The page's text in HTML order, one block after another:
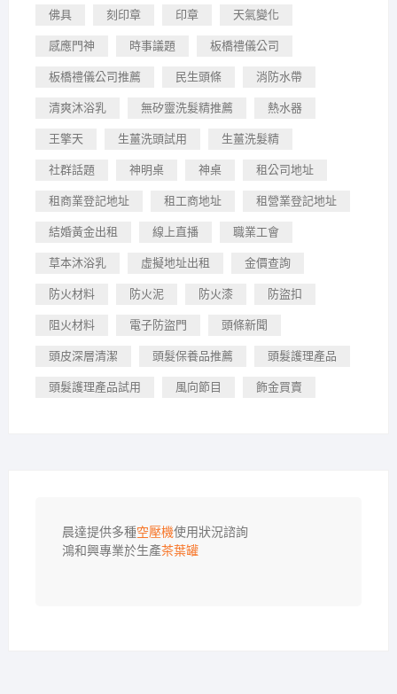
佛具 刻印章 印章 天氣變化
感應門神 時事議題 板橋禮儀公司
板橋禮儀公司推薦 民生頭條 消防水帶
清爽沐浴乳 無矽靈洗髮精推薦 熱水器
王擎天 生薑洗頭試用 生薑洗髮精
社群話題 神明桌 神桌 租公司地址
租商業登記地址 租工商地址 租營業登記地址
結婚黃金出租 線上直播 職業工會
草本沐浴乳 虛擬地址出租 金價查詢
防火材料 防火泥 防火漆 防盜扣
阻火材料 電子防盜門 頭條新聞
頭皮深層清潔 頭髮保養品推薦 頭髮護理產品
頭髮護理產品試用 風向節目 飾金買賣
晨達提供多種空壓機使用狀況諮詢
鴻和興專業於生產茶葉罐